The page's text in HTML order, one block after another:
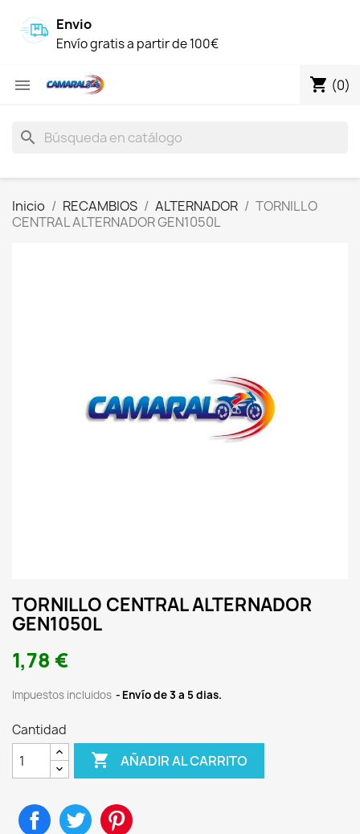
Envio
Envío gratis a partir de 100€
 shopping_cart (0)
search
Inicio RECAMBIOS ALTERNADOR
TORNILLO
CENTRAL ALTERNADOR GEN1050L
TORNILLO CENTRAL ALTERNADOR
GEN1050L
1,78 €
Impuestos incluidos Envío de 3 a 5 dias.
Cantidad
 AÑADIR AL CARRITO
CompartirTuitear